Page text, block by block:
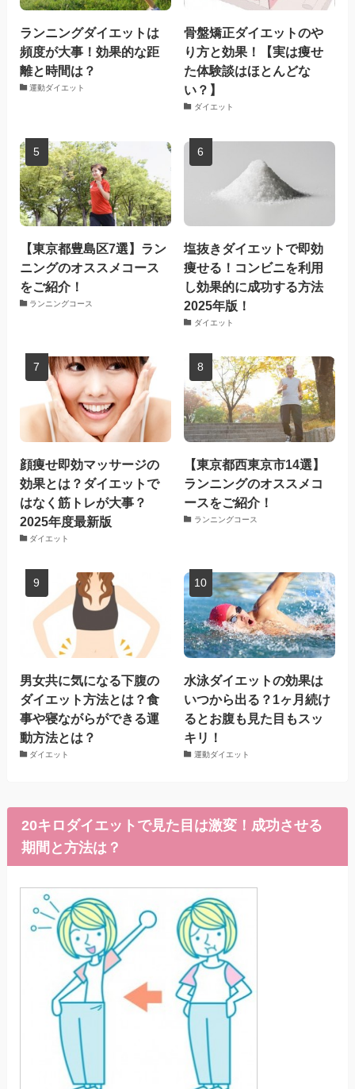
ランニングダイエットは
頻度が大事！効果的な距
離と時間は？
運動ダイエット
骨盤矯正ダイエットのや
り方と効果！【実は痩せ
た体験談はほとんどな
い？】
ダイエット
【東京都豊島区7選】ラン
ニングのオススメコース
をご紹介！
ランニングコース
塩抜きダイエットで即効
痩せる！コンビニを利用
し効果的に成功する方法
2025年版！
ダイエット
顔痩せ即効マッサージの
効果とは？ダイエットで
はなく筋トレが大事？
2025年度最新版
ダイエット
【東京都西東京市14選】
ランニングのオススメコ
ースをご紹介！
ランニングコース
男女共に気になる下腹の
ダイエット方法とは？食
事や寝ながらができる運
動方法とは？
ダイエット
水泳ダイエットの効果は
いつから出る？1ヶ月続け
るとお腹も見た目もスッ
キリ！
運動ダイエット
20キロダイエットで見た目は激変！成功させる
期間と方法は？